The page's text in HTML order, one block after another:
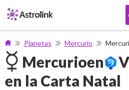
Planetas Mercurio
Mercurioen
en la Carta Natal